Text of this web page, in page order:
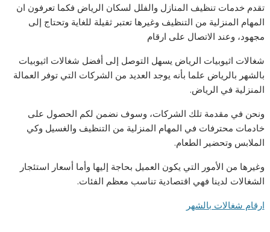
تقدم خدمات تنظيف المنازل والفلل لسكان الرياض فكما تعرفون ان
المهام المنزلية من التنظيف وغيرها تعتبر ثقيلة للغاية وتحتاج إلى
مجهود، وعند الاتصال على ارقام
شغالات اثيوبيات الرياض يسهل التوصل إلى أفضل شغالات اثيوبيات
بالشهر بالرياض علما بأنه يوجد العديد من الشركات التي توفر العمالة
المنزلية في الرياض.
ونحن في مقدمة تلك الشركات، وسوف نضمن لكم الحصول على
خادمات محترفات في المهام المنزلية من التنظيف والغسيل وكي
الملابس وتحضير الطعام.
وغيرها من الأمور التي يكون العميل بحاجة إليها وأما أسعار استئجار
الشغالات لدينا فهي اقتصادية تناسب معظم الفئات.
ارقام شغالات بالشهر